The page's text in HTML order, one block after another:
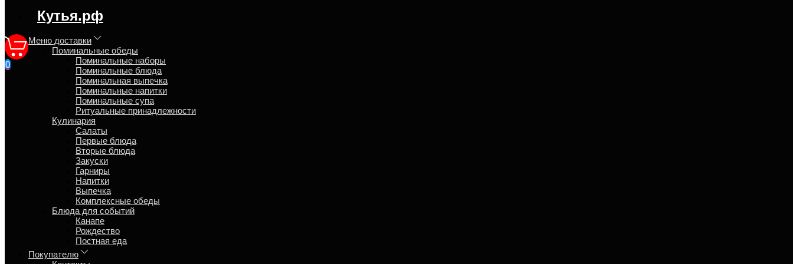
регион доставки:
Московская область
Кутья.рф
Меню доставки
Поминальные обеды
Поминальные наборы
Поминальные блюда
Поминальная выпечка
Поминальные напитки
Поминальные супа
Ритуальные принадлежности
Кулинария
Салаты
Первые блюда
Вторые блюда
Закуски
Гарниры
Напитки
Выпечка
Комплексные обеды
Блюда для событий
Канапе
Рождество
Постная еда
Покупателю
0
Рецепт плова
Вторые блюда
Плов из говядины
Рецепт плова
Продукты (на 6 порций)
Говядина (мякоть) – 600 г
Рис пропареный, длинный – 500 г
Лук репчатый – 250 г
Масло растительное – 80 г
Чеснок – 1 головка
Приправа для плова – 1 ст. ложка
Соль – две чайных крупной соли
-----------------------------------